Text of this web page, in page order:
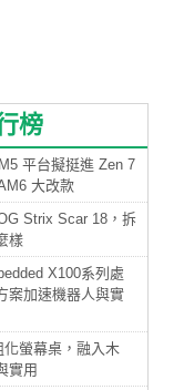
榜
平台擬挺進 Zen 7
大改款
Strix Scar 18，拆
樣
X100系列處
案加速機器人與實
化螢幕桌，融入木
實用